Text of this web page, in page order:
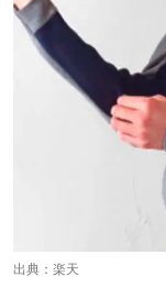
出典： 楽天